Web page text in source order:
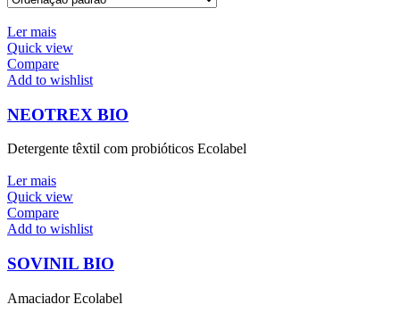
Ler mais
Quick view
Compare
Add to wishlist
NEOTREX BIO
Detergente têxtil com probióticos Ecolabel
Ler mais
Quick view
Compare
Add to wishlist
SOVINIL BIO
Amaciador Ecolabel